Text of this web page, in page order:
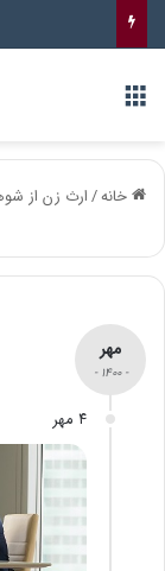
خانه/ارث زن از
مهر
- ۱۴۰۰ -
۴ مهر